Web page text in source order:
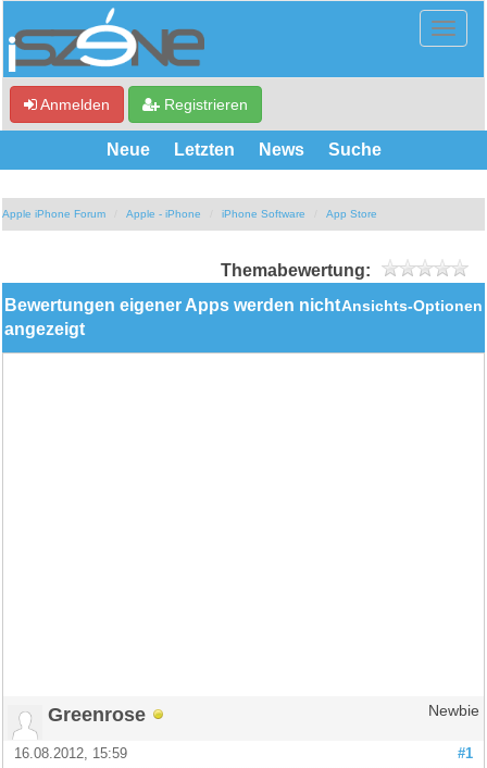
Anmelden Registrieren
Neue Letzten News Suche
Apple iPhone Forum Apple - iPhone iPhone Software App Store
Themabewertung:
Ansichts-Optionen
Bewertungen eigener Apps werden nicht
angezeigt
Greenrose Newbie
#1
16.08.2012, 15:59